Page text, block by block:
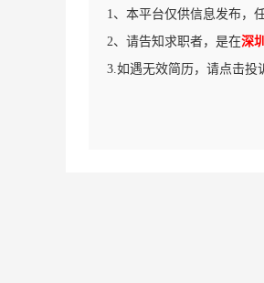
1、本平台仅供信息发布，
2、请告知求职者，是在深
3.如遇无效简历，请点击投